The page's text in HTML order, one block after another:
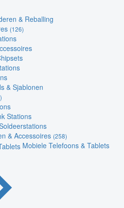
& Reballing
(126)
& Sjablonen
Stations
& Accessoires (258)
Mobiele Telefoons & Tablets